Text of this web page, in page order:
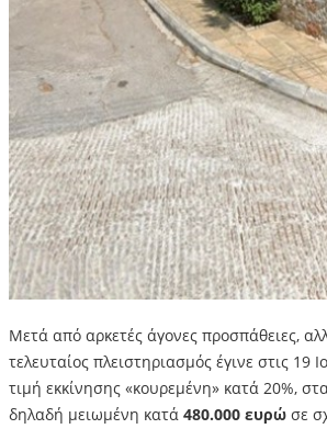
Μετά από αρκετές άγονες προσπάθειες,
τελευταίος πλειστηριασμός έγινε στις 19
τιμή εκκίνησης «κουρεμένη» κατά 20%,
δηλαδή μειωμένη κατά 480.000 ευρώ σε